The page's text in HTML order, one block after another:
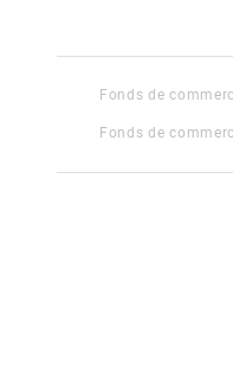
Fonds de
Fonds de